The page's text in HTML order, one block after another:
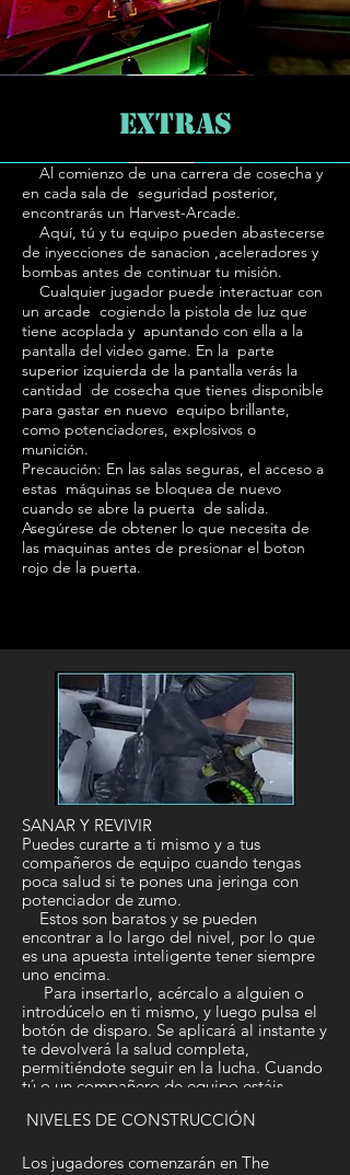
EXTRAS
Al comienzo de una carrera de cosecha y
en cada sala de seguridad posterior,
encontrarás un Harvest-Arcade.
Aquí, tú y tu equipo pueden abastecerse
de inyecciones de sanacion ,aceleradores y
bombas antes de continuar tu misión.
Cualquier jugador puede interactuar con
un arcade cogiendo la pistola de luz que
tiene acoplada y apuntando con ella a la
pantalla del video game. En la parte
superior izquierda de la pantalla verás la
cantidad de cosecha que tienes disponible
para gastar en nuevo equipo brillante,
como potenciadores, explosivos o
munición.
Precaución: En las salas seguras, el acceso a
estas máquinas se bloquea de nuevo
cuando se abre la puerta de salida.
Asegúrese de obtener lo que necesita de
las maquinas antes de presionar el boton
rojo de la puerta.
SANAR Y REVIVIR
Puedes curarte a ti mismo y a tus
compañeros de equipo cuando tengas
poca salud si te pones una jeringa con
potenciador de zumo.
Estos son baratos y se pueden
encontrar a lo largo del nivel, por lo que
es una apuesta inteligente tener siempre
uno encima.
Para insertarlo, acércalo a alguien o
introdúcelo en ti mismo, y luego pulsa el
botón de disparo. Se aplicará al instante y
te devolverá la salud completa,
permitiéndote seguir en la lucha. Cuando
tú o un compañero de equipo estáis
a 0 HP, alguien debe usar un potenciador
Si nadie de tu equipo tiene un
NIVELES DE CONSTRUCCIÓN
Los jugadores comenzarán en The